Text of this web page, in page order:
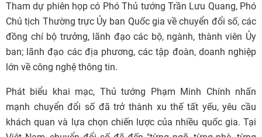
Tham dự phiên họp có Phó Thủ tướng Trần Lưu Quang, Phó
Chủ tịch Thường trực Ủy ban Quốc gia về chuyển đổi số, các
đồng chí bộ trưởng, lãnh đạo các bộ, ngành, thành viên Ủy
ban; lãnh đạo các địa phương, các tập đoàn, doanh nghiệp
lớn về công nghệ thông tin.
Phát biểu khai mạc, Thủ tướng Phạm Minh Chính nhấn
mạnh chuyển đổi số đã trở thành xu thế tất yếu, yêu cầu
khách quan và lựa chọn chiến lược của nhiều quốc gia. Tại